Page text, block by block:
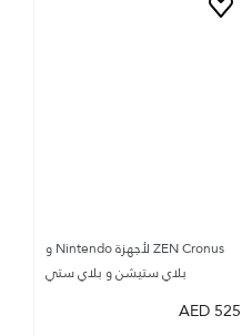
ZEN Cronus لأجهزة Nintendo و
بلاي ستيشن و بلاي ستي
525
AED